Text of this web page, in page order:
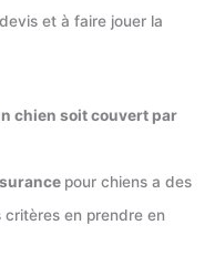
et à faire jouer la
chien soit couvert par
pour chiens a des
en prendre en